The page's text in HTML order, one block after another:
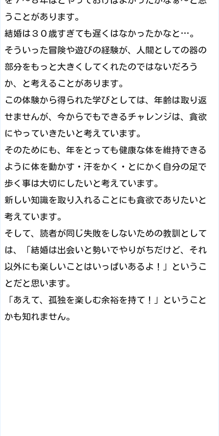
うことがあります。
結婚は３０歳すぎても遅くはなかったかなと…。
そういった冒険や遊びの経験が、人間としての器の
部分をもっと大きくしてくれたのではないだろう
か、と考えることがあります。
この体験から得られた学びとしては、年齢は取り返
せませんが、今からでもできるチャレンジは、貪欲
にやっていきたいと考えています。
そのためにも、年をとっても健康な体を維持できる
ように体を動かす・汗をかく・とにかく自分の足で
歩く事は大切にしたいと考えています。
新しい知識を取り入れることにも貪欲でありたいと
考えています。
そして、読者が同じ失敗をしないための教訓として
は、「結婚は出会いと勢いでやりがちだけど、それ
以外にも楽しいことはいっぱいあるよ！」というこ
とだと思います。
「あえて、孤独を楽しむ余裕を持て！」ということ
かも知れません。